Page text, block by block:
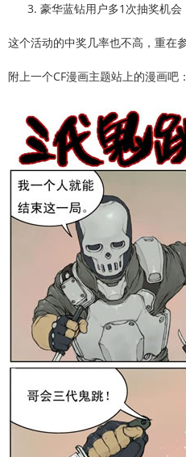
豪华蓝钻用户多1次抽奖机会
这个活动的中奖几率也不高，重在
附上一个CF漫画主题站上的漫画吧